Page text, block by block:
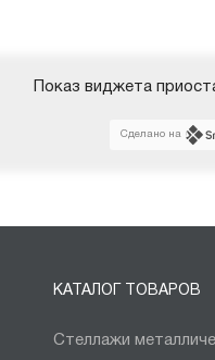
Показ виджета
Сделано на
КАТАЛОГ ТОВАРОВ
Стеллажи